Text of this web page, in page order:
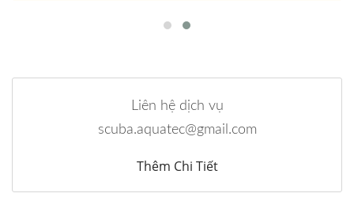
Liên hệ dịch vụ
scuba.aquatec@gmail.com
Thêm Chi Tiết